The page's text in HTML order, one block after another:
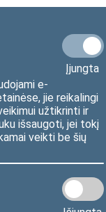
Įjungta
e-
jie reikalingi
užtikrinti ir
išsaugoti, jei tokį
veikti be šių
Sudėtis
Posėdžiai